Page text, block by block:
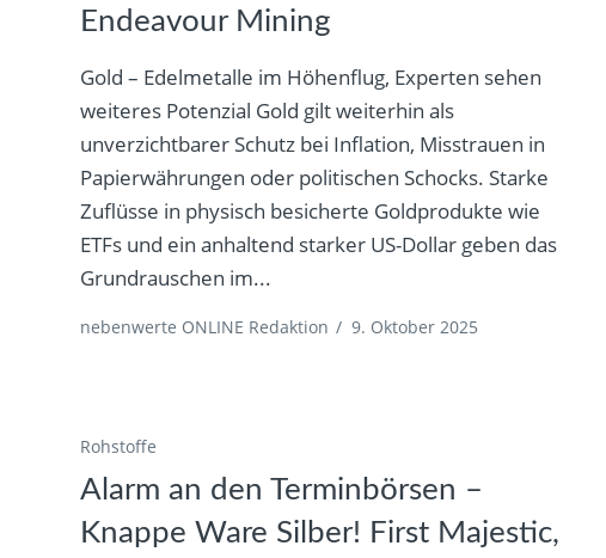
Endeavour Mining
Gold – Edelmetalle im Höhenflug, Experten sehen
weiteres Potenzial Gold gilt weiterhin als
unverzichtbarer Schutz bei Inflation, Misstrauen in
Papierwährungen oder politischen Schocks. Starke
Zuflüsse in physisch besicherte Goldprodukte wie
ETFs und ein anhaltend starker US-Dollar geben das
Grundrauschen im...
nebenwerte ONLINE Redaktion / 9. Oktober 2025
Rohstoffe
Alarm an den Terminbörsen –
Knappe Ware Silber! First Majestic,